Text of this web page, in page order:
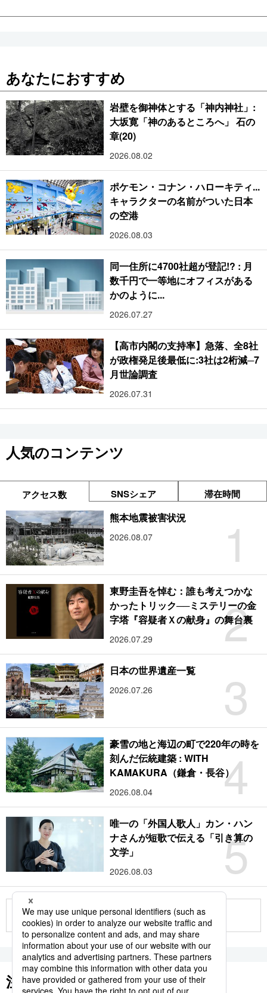
あなたにおすすめ
岩壁を御神体とする「神内神社」:
大坂寛「神のあるところへ」 石の
章(20)
2026.08.02
ポケモン・コナン・ハローキティ...
キャラクターの名前がついた日本
の空港
2026.08.03
同一住所に4700社超が登記!? : 月
数千円で一等地にオフィスがある
かのように...
2026.07.27
【高市内閣の支持率】急落、全8社
が政権発足後最低に:3社は2桁減─7
月世論調査
2026.07.31
人気のコンテンツ
アクセス数 SNSシェア 滞在時間
1
熊本地震被害状況
2026.08.07
2
東野圭吾を悼む：誰も考えつかな
かったトリック──ミステリーの金
字塔『容疑者Ｘの献身』の舞台裏
2026.07.29
3
日本の世界遺産一覧
2026.07.26
4
豪雪の地と海辺の町で220年の時を
刻んだ伝統建築 : WITH
KAMAKURA（鎌倉・長谷）
2026.08.04
5
唯一の「外国人歌人」カン・ハン
ナさんが短歌で伝える「引き算の
文学」
2026.08.03
もっと見る
注目のキーワード